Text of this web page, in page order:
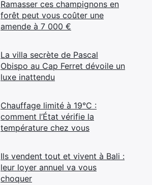
Ramasser ces champignons en
forêt peut vous coûter une
amende à 7 000 €
La villa secrète de Pascal
Obispo au Cap Ferret dévoile un
luxe inattendu
Chauffage limité à 19°C :
comment l’État vérifie la
température chez vous
Ils vendent tout et vivent à Bali :
leur loyer annuel va vous
choquer